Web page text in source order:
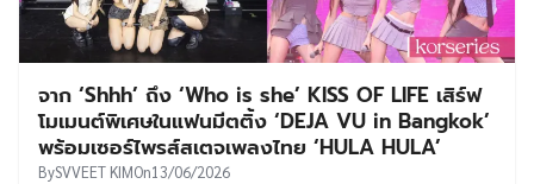
จาก ‘Shhh’ ถึง ‘Who is she’ KISS OF LIFE เสิร์ฟ
โมเมนต์พิเศษในแฟนมีตติ้ง ‘DEJA VU in Bangkok’
พร้อมเซอร์ไพรส์สเตจเพลงไทย ‘HULA HULA’
BySVVEET KIMOn13/06/2026